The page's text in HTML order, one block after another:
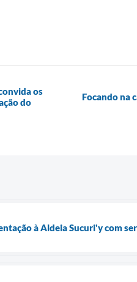
os
do
Focando na
à Aldeia Sucuri'y com